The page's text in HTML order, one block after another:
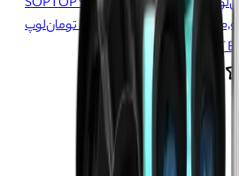
لوپ سه چشم SOPTOP 9#۱۰۴٬۸۰۰٬۰۰۰
۵۰٬۰۰۰٬۰۰۰ تومان
لوپ